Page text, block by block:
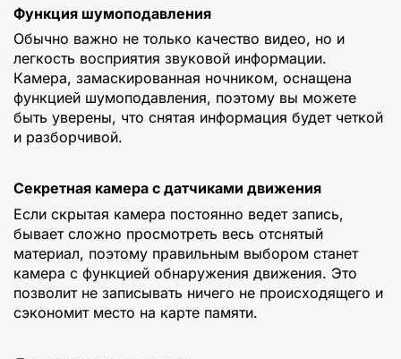
Функция шумоподавления
Обычно важно не только качество видео, но и
легкость восприятия звуковой информации.
Камера, замаскированная ночником, оснащена
функцией шумоподавления, поэтому вы можете
быть уверены, что снятая информация будет четкой
и разборчивой.
Секретная камера с датчиками движения
Если скрытая камера постоянно ведет запись,
бывает сложно просмотреть весь отснятый
материал, поэтому правильным выбором станет
камера с функцией обнаружения движения. Это
позволит не записывать ничего не происходящего и
сэкономит место на карте памяти.